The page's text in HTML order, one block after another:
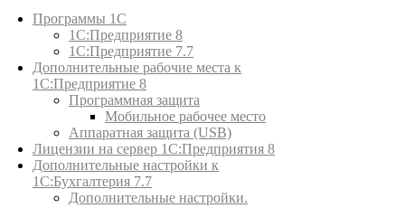
Программы 1С
1С:Предприятие 8
1С:Предприятие 7.7
Дополнительные рабочие места к
1С:Предприятие 8
Программная защита
Мобильное рабочее место
Аппаратная защита (USB)
Лицензии на сервер 1С:Предприятия 8
Дополнительные настройки к
1С:Бухгалтерия 7.7
Дополнительные настройки.